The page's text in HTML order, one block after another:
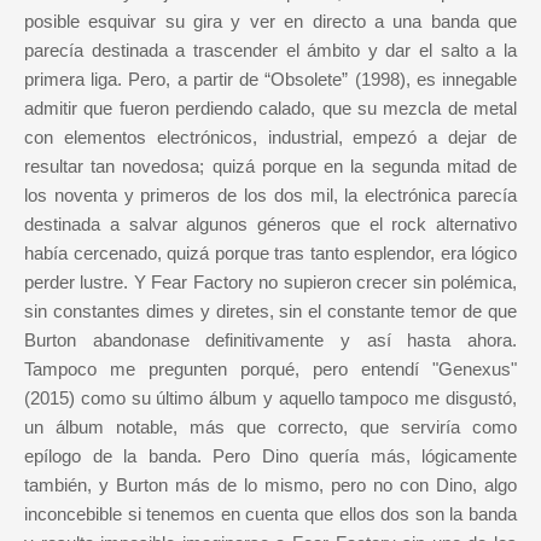
posible esquivar su gira y ver en directo a una banda que
parecía destinada a trascender el ámbito y dar el salto a la
primera liga. Pero, a partir de “Obsolete” (1998), es innegable
admitir que fueron perdiendo calado, que su mezcla de metal
con elementos electrónicos, industrial, empezó a dejar de
resultar tan novedosa; quizá porque en la segunda mitad de
los noventa y primeros de los dos mil, la electrónica parecía
destinada a salvar algunos géneros que el rock alternativo
había cercenado, quizá porque tras tanto esplendor, era lógico
perder lustre. Y Fear Factory no supieron crecer sin polémica,
sin constantes dimes y diretes, sin el constante temor de que
Burton abandonase definitivamente y así hasta ahora.
Tampoco me pregunten porqué, pero entendí "Genexus"
(2015) como su último álbum y aquello tampoco me disgustó,
un álbum notable, más que correcto, que serviría como
epílogo de la banda. Pero Dino quería más, lógicamente
también, y Burton más de lo mismo, pero no con Dino, algo
inconcebible si tenemos en cuenta que ellos dos son la banda